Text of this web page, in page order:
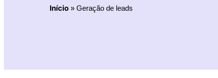
Início » Geração de leads